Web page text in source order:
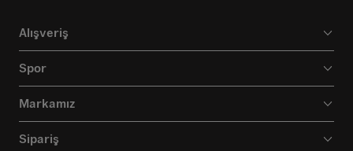
Alışveriş
Spor
Markamız
Sipariş